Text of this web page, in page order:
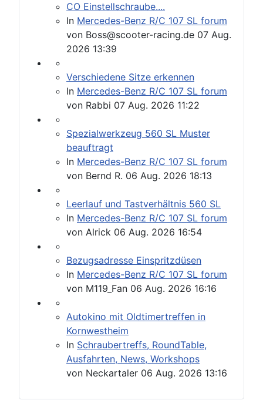
CO Einstellschraube....
In Mercedes-Benz R/C 107 SL forum
von Boss@scooter-racing.de 07 Aug.
2026 13:39
Verschiedene Sitze erkennen
In Mercedes-Benz R/C 107 SL forum
von Rabbi 07 Aug. 2026 11:22
Spezialwerkzeug 560 SL Muster
beauftragt
In Mercedes-Benz R/C 107 SL forum
von Bernd R. 06 Aug. 2026 18:13
Leerlauf und Tastverhältnis 560 SL
In Mercedes-Benz R/C 107 SL forum
von Alrick 06 Aug. 2026 16:54
Bezugsadresse Einspritzdüsen
In Mercedes-Benz R/C 107 SL forum
von M119_Fan 06 Aug. 2026 16:16
Autokino mit Oldtimertreffen in
Kornwestheim
In Schraubertreffs, RoundTable,
Ausfahrten, News, Workshops
von Neckartaler 06 Aug. 2026 13:16